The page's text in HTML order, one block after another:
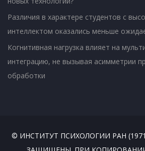
Различия в характере студентов с
интеллектом оказались меньше
Когнитивная нагрузка влияет на
интеграцию, не вызывая асимметрии
обработки
© ИНСТИТУТ ПСИХОЛОГИИ РАН